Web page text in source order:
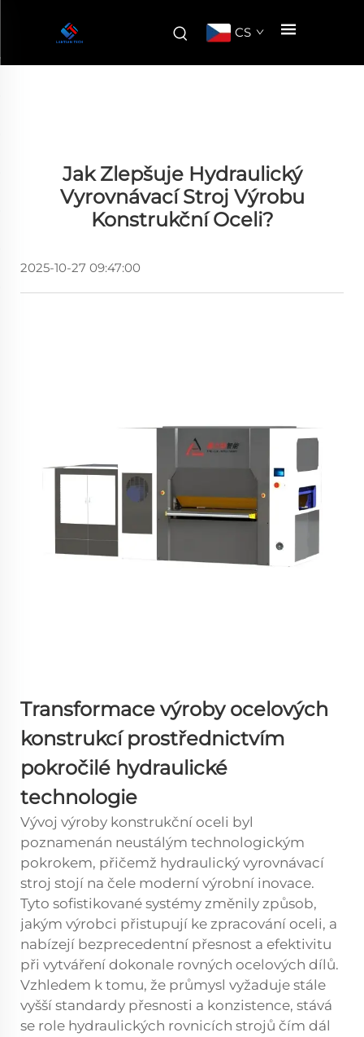
CS
Jak Zlepšuje Hydraulický
Vyrovnávací Stroj Výrobu
Konstrukční Oceli?
2025-10-27 09:47:00
Transformace výroby ocelových
konstrukcí prostřednictvím
pokročilé hydraulické
technologie
Vývoj výroby konstrukční oceli byl
poznamenán neustálým technologickým
pokrokem, přičemž hydraulický vyrovnávací
stroj stojí na čele moderní výrobní inovace.
Tyto sofistikované systémy změnily způsob,
jakým výrobci přistupují ke zpracování oceli, a
nabízejí bezprecedentní přesnost a efektivitu
při vytváření dokonale rovných ocelových dílů.
Vzhledem k tomu, že průmysl vyžaduje stále
vyšší standardy přesnosti a konzistence, stává
se role hydraulických rovnicích strojů čím dál